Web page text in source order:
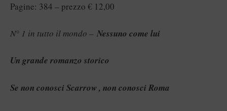
Pagine: 384 – prezzo € 12,00
N° 1 in tutto il mondo – Nessuno come lui
Un grande romanzo storico
Se non conosci Scarrow , non conosci Roma